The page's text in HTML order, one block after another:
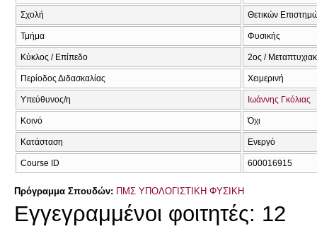
Σχολή Θετικών
Τμήμα Φυσικής
Κύκλος / Επίπεδο 2ος /
Περίοδος Διδασκαλίας Χειμερινή
Υπεύθυνος/η Ιωάννης Γκόλιας
Κοινό Όχι
Κατάσταση Ενεργό
Course ID 600016915
Πρόγραμμα Σπουδών: ΠΜΣ ΥΠΟΛΟΓΙΣΤΙΚΗ ΦΥΣΙΚΗ
Εγγεγραμμένοι φοιτητές: 12